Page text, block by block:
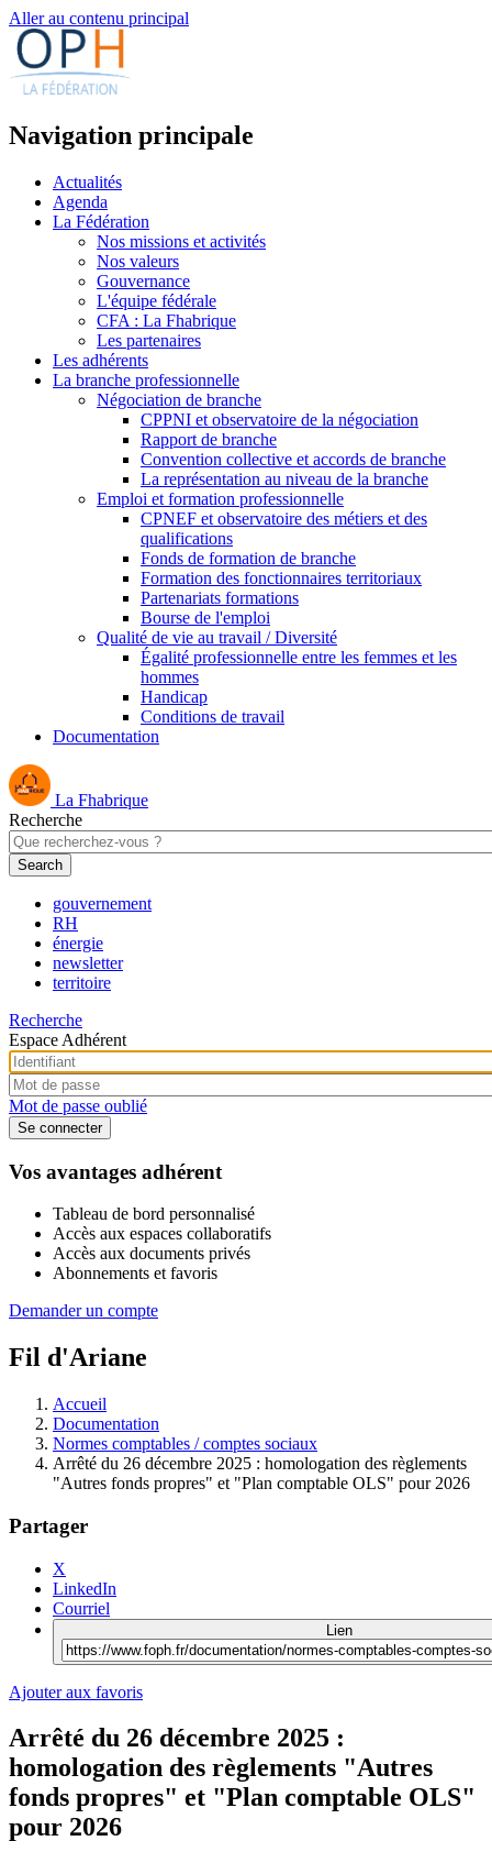
Aller au contenu principal
Navigation principale
Actualités
Agenda
La Fédération
Nos missions et activités
Nos valeurs
Gouvernance
L'équipe fédérale
CFA : La Fhabrique
Les partenaires
Les adhérents
La branche professionnelle
Négociation de branche
CPPNI et observatoire de la négociation
Rapport de branche
Convention collective et accords de branche
La représentation au niveau de la branche
Emploi et formation professionnelle
CPNEF et observatoire des métiers et des
qualifications
Fonds de formation de branche
Formation des fonctionnaires territoriaux
Partenariats formations
Bourse de l'emploi
Qualité de vie au travail / Diversité
Égalité professionnelle entre les femmes et les
hommes
Handicap
Conditions de travail
Documentation
La Fhabrique
Recherche
gouvernement
RH
énergie
newsletter
territoire
Recherche
Espace Adhérent
Mot de passe oublié
Vos avantages adhérent
Tableau de bord personnalisé
Accès aux espaces collaboratifs
Accès aux documents privés
Abonnements et favoris
Demander un compte
Fil d'Ariane
Accueil
Documentation
Normes comptables / comptes sociaux
Arrêté du 26 décembre 2025 : homologation des règlements
"Autres fonds propres" et "Plan comptable OLS" pour 2026
Partager
X
LinkedIn
Courriel
Lien
Ajouter aux favoris
Arrêté du 26 décembre 2025 :
homologation des règlements "Autres
fonds propres" et "Plan comptable OLS"
pour 2026